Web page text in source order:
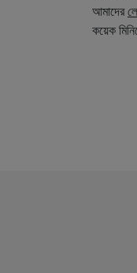
আমাদের
কয়েক